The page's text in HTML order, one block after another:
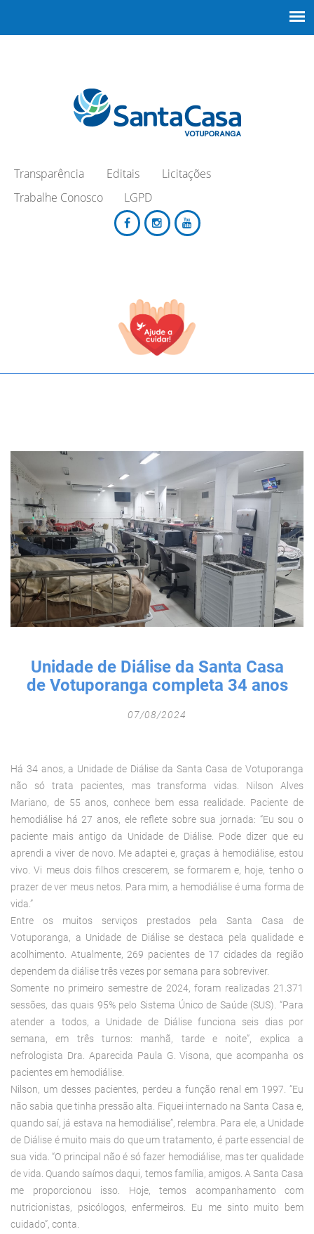
Transparência Editais
Licitações
Trabalhe Conosco
LGPD
TODOS OS CAMPOS SÃO OBRIGATÓRIOS.
Unidade de Diálise da Santa Casa
de Votuporanga completa 34 anos
07/08/2024
Há 34 anos, a Unidade de Diálise da Santa Casa de Votuporanga
não só trata pacientes, mas transforma vidas. Nilson Alves
Mariano, de 55 anos, conhece bem essa realidade. Paciente de
hemodiálise há 27 anos, ele reflete sobre sua jornada: “Eu sou o
paciente mais antigo da Unidade de Diálise. Pode dizer que eu
aprendi a viver de novo. Me adaptei e, graças à hemodiálise, estou
vivo. Vi meus dois filhos crescerem, se formarem e, hoje, tenho o
prazer de ver meus netos. Para mim, a hemodiálise é uma forma de
vida.”
Entre os muitos serviços prestados pela Santa Casa de
Votuporanga, a Unidade de Diálise se destaca pela qualidade e
acolhimento. Atualmente, 269 pacientes de 17 cidades da região
dependem da diálise três vezes por semana para sobreviver.
Somente no primeiro semestre de 2024, foram realizadas 21.371
sessões, das quais 95% pelo Sistema Único de Saúde (SUS). “Para
atender a todos, a Unidade de Diálise funciona seis dias por
semana, em três turnos: manhã, tarde e noite”, explica a
nefrologista Dra. Aparecida Paula G. Visona, que acompanha os
pacientes em hemodiálise.
Nilson, um desses pacientes, perdeu a função renal em 1997. “Eu
não sabia que tinha pressão alta. Fiquei internado na Santa Casa e,
quando saí, já estava na hemodiálise”, relembra. Para ele, a Unidade
de Diálise é muito mais do que um tratamento, é parte essencial de
sua vida. “O principal não é só fazer hemodiálise, mas ter qualidade
de vida. Quando saímos daqui, temos família, amigos. A Santa Casa
me proporcionou isso. Hoje, temos acompanhamento com
nutricionistas, psicólogos, enfermeiros. Eu me sinto muito bem
cuidado”, conta.